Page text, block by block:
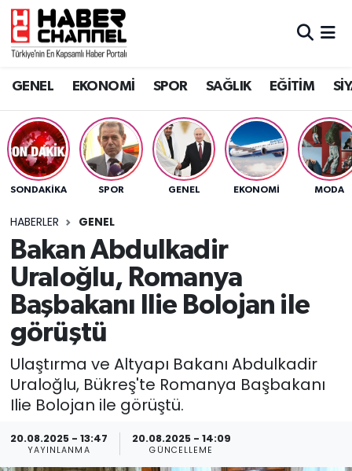
GENEL EKONOMİ SPOR SAĞLIK EĞİTİM
SONDAKIKA SPOR GENEL EKONOMİ MODA
HABERLER GENEL
Bakan Abdulkadir
Uraloğlu, Romanya
Başbakanı Ilie Bolojan ile
görüştü
Ulaştırma ve Altyapı Bakanı Abdulkadir
Uraloğlu, Bükreş'te Romanya Başbakanı
Ilie Bolojan ile görüştü.
20.08.2025 - 13:47
YAYINLANMA
20.08.2025 - 14:09
GÜNCELLEME
GENEL
SPOR
SAĞLIK
EĞİTİM
SİYASET
MAGAZİN
Nöbetçi Eczaneler
Trafik Durumu
Süper Lig Puan Durumu ve Fikstür
Tüm Manşetler
Son Dakika Haberleri
Haber Arşivi